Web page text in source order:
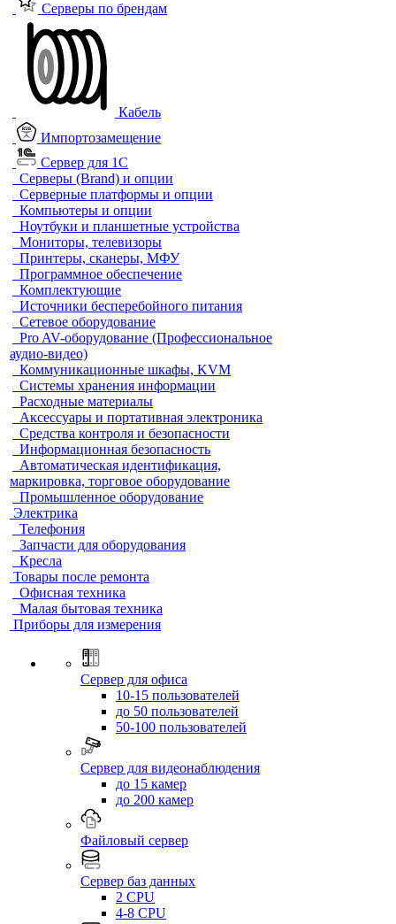
Серверы по брендам
Кабель
Импортозамещение
Сервер для 1С
Серверы (Brand) и опции
Серверные платформы и опции
Компьютеры и опции
Ноутбуки и планшетные устройства
Мониторы, телевизоры
Принтеры, сканеры, МФУ
Программное обеспечение
Комплектующие
Источники бесперебойного питания
Сетевое оборудование
Pro AV-оборудование (Профессиональное
аудио-видео)
Коммуникационные шкафы, KVM
Системы хранения информации
Расходные материалы
Аксессуары и портативная электроника
Средства контроля и безопасности
Информационная безопасность
Автоматическая идентификация,
маркировка, торговое оборудование
Промышленное оборудование
Электрика
Телефония
Запчасти для оборудования
Кресла
Товары после ремонта
Офисная техника
Малая бытовая техника
Приборы для измерения
Сервер для офиса
10-15 пользователей
до 50 пользователей
50-100 пользователей
Сервер для видеонаблюдения
до 15 камер
до 200 камер
Файловый сервер
Сервер баз данных
2 CPU
4-8 CPU